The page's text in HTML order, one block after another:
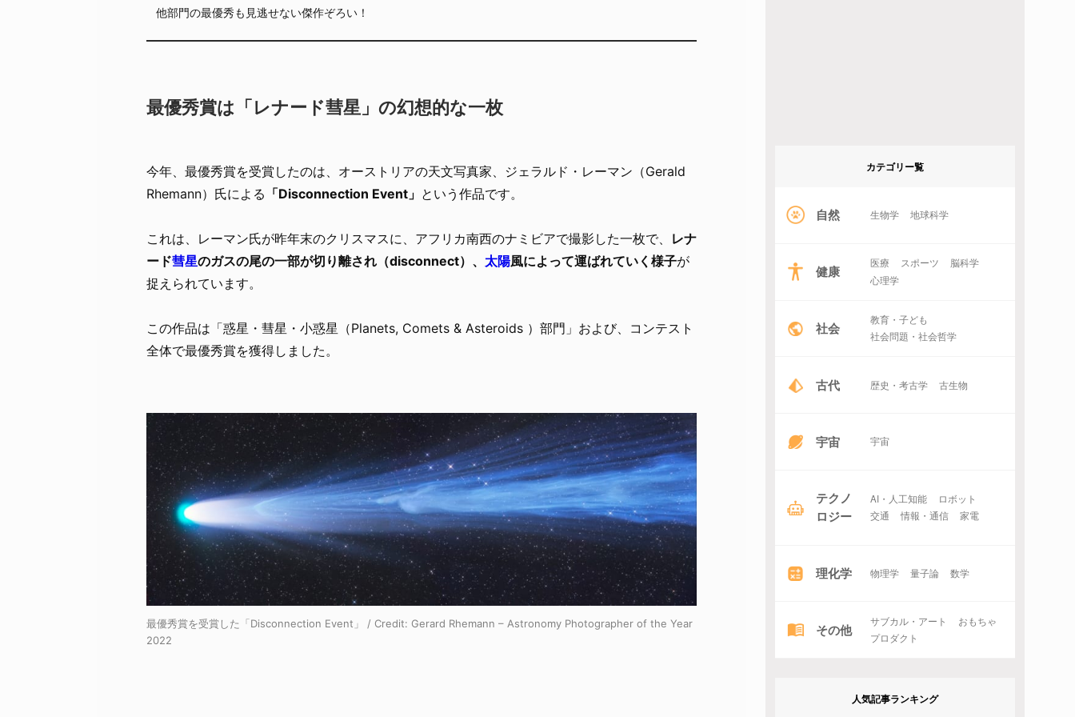
他部門の最優秀も見逃せない傑作ぞろい！
最優秀賞は「レナード彗星」の幻想的な一枚
今年、最優秀賞を受賞したのは、オーストリアの天文写真家、ジェラルド・レーマン（Gerald
Rhemann）氏による 「Disconnection Event」 という作品です。
これは、レーマン氏が昨年末のクリスマスに、アフリカ南西のナミビアで撮影した一枚で、 レナ
ード彗星のガスの尾の一部が切り離され（disconnect）、 太陽風によって運ばれていく様子が
捉えられています。
この作品は「惑星・彗星・小惑星（Planets, Comets & Asteroids ）部門」および、コンテスト
全体で最優秀賞を獲得しました。
最優秀賞を受賞した「Disconnection Event」 / Credit: Gerard Rhemann – Astronomy Photographer of the Year
2022
カテゴリー覧
自然 生物学 地球科学
健康 医療 スポーツ
脳科学
心理学
社会
教育・子ども
社会問題・社会哲学
古代 歴史・考古学 古生物
宇宙 宇宙
テクノ
ロジー
AI・人工知能
ロボット
交通
情報・通信 家電
理化学 物理学 量子論 数学
その他 サブカル・アート
おもちゃ
プロダクト
人気記事ランキング